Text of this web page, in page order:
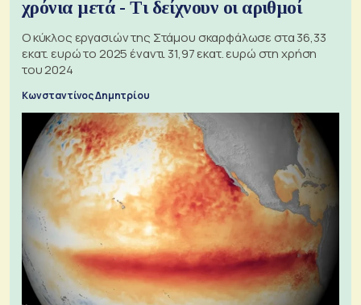
χρόνια μετά - Τι δείχνουν οι αριθμοί
Ο κύκλος εργασιών της Στάμου σκαρφάλωσε στα 36,33
εκατ. ευρώ το 2025 έναντι 31,97 εκατ. ευρώ στη χρήση
του 2024
Κωνσταντίνος Δημητρίου